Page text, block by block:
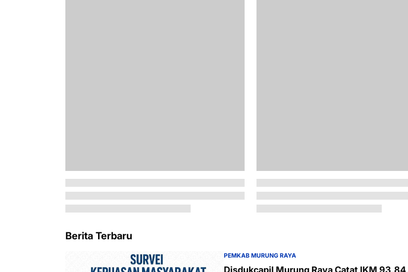
Berita Terbaru
PEMKAB MURUNG RAYA
Disdukcapil Murung Raya Catat IKM 93,84,